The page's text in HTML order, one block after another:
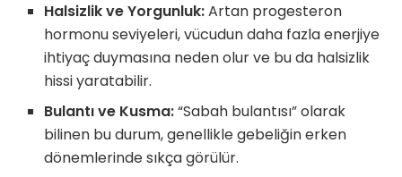
Halsizlik ve Yorgunluk:Artan progesteron
hormonu seviyeleri, vücudun daha fazla enerjiye
ihtiyaç duymasına neden olur ve bu da halsizlik
hissi yaratabilir.
Bulantı ve Kusma:“Sabah bulantısı” olarak
bilinen bu durum, genellikle gebeliğin erken
dönemlerinde sıkça görülür.